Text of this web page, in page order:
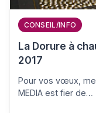
CONSEIL/INFO
La Dorure à
2017
Pour vos vœux,
MEDIA est fier de…